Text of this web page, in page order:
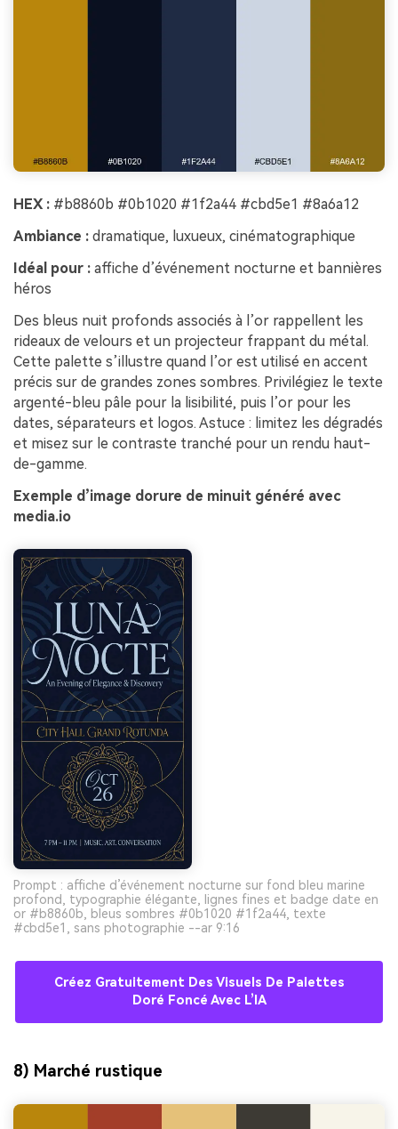
HEX : #b8860b #0b1020 #1f2a44 #cbd5e1 #8a6a12
Ambiance : dramatique, luxueux, cinématographique
Idéal pour : affiche d’événement nocturne et bannières
héros
Des bleus nuit profonds associés à l’or rappellent les
rideaux de velours et un projecteur frappant du métal.
Cette palette s’illustre quand l’or est utilisé en accent
précis sur de grandes zones sombres. Privilégiez le texte
argenté-bleu pâle pour la lisibilité, puis l’or pour les
dates, séparateurs et logos. Astuce : limitez les dégradés
et misez sur le contraste tranché pour un rendu haut-
de-gamme.
Exemple d’image dorure de minuit généré avec
media.io
Prompt : affiche d’événement nocturne sur fond bleu marine
profond, typographie élégante, lignes fines et badge date en
or #b8860b, bleus sombres #0b1020 #1f2a44, texte
#cbd5e1, sans photographie --ar 9:16
Créez Gratuitement Des Visuels De Palettes
Doré Foncé Avec L’IA
8) Marché rustique